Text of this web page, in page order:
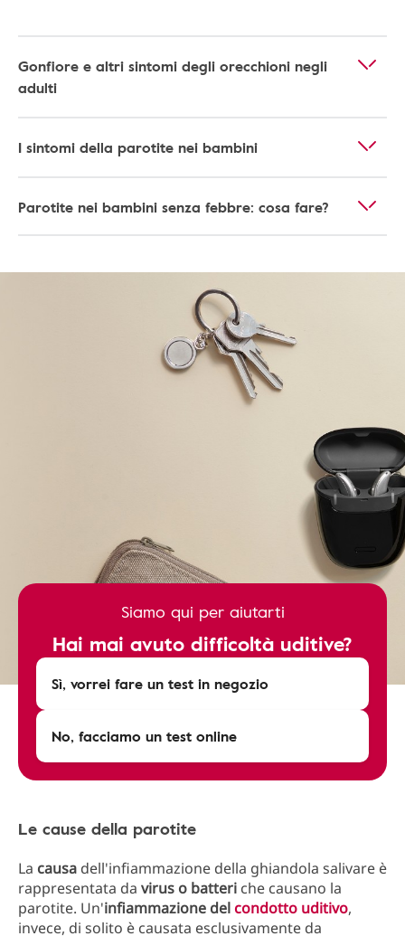
Gonfiore e altri sintomi degli orecchioni negli
adulti
I sintomi della parotite nei bambini
Parotite nei bambini senza febbre: cosa fare?
Siamo qui per aiutarti
Hai mai avuto difficoltà uditive?
Sì, vorrei fare un test in negozio
No, facciamo un test online
Le cause della parotite
La causa dell'infiammazione della ghiandola salivare è
rappresentata da virus o batteri che causano la
parotite. Un'infiammazione delcondotto uditivo,
invece, di solito è causata esclusivamente da